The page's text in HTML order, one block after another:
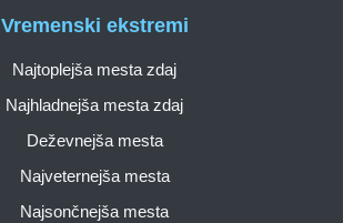
Vremenski ekstremi
Najtoplejša mesta zdaj
Najhladnejša mesta zdaj
Deževnejša mesta
Najveternejša mesta
Najsončnejša mesta